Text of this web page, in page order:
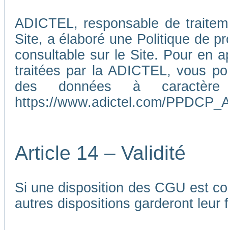
ADICTEL, responsable de
Site, a élaboré une Politique de
consultable sur le Site. Pour en
traitées par la ADICTEL, vous
des données à caractère
https://www.adictel.com/
Article 14 – Validité
Si une disposition des CGU est
autres dispositions garderont leur